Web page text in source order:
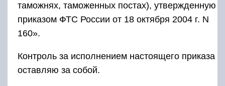
таможнях, таможенных постах), утвержденную
приказом ФТС России от 18 октября 2004 г. N
160».
Контроль за исполнением настоящего приказа
оставляю за собой.